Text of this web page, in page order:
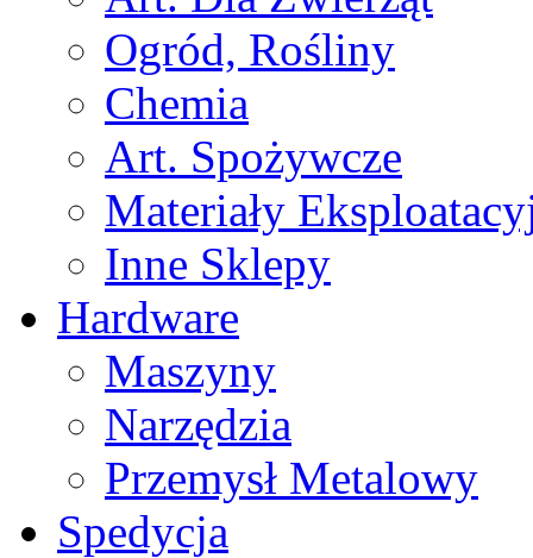
Ogród, Rośliny
Chemia
Art. Spożywcze
Materiały
Inne Sklepy
Hardware
Maszyny
Narzędzia
Przemysł Metalowy
Spedycja